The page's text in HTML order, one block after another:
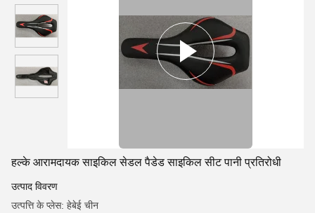
हल्के आरामदायक साइकिल सेडल पैडेड साइकिल सीट पानी प्रतिरोधी
उत्पाद विवरण
उत्पत्ति के प्लेस: हेबेई चीन